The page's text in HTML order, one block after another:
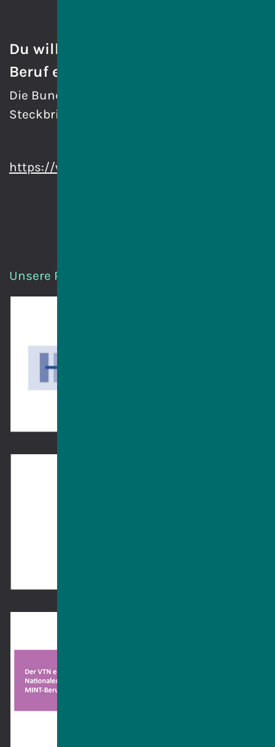
Du willst noch mehr über diesen
Beruf erfahren?
Die Bundesagentur für Arbeit hat einen
Steckbrief für diesen Beruf erstellt:
https://web.arbeitsagentur.de/berufenet/
Unsere Partnerinnen und Partner